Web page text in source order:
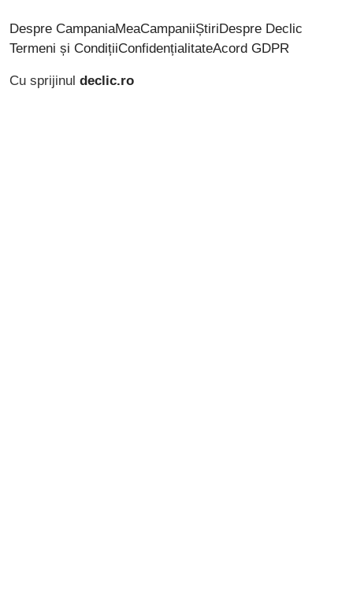
Despre CampaniaMeaCampaniiȘtiriDespre Declic
Termeni și CondițiiConfidențialitateAcord GDPR
Cu sprijinul declic.ro